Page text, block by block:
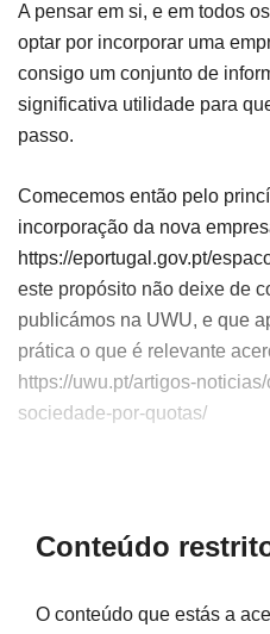
A pensar em si, e em todos
optar por incorporar uma
consigo um conjunto de
significativa utilidade para
passo.
Comecemos então pelo
incorporação da nova
https://eportugal.gov.pt/
este propósito não deixe de
publicámos na UWU, e que
prática o que é relevante
https://uwu.pt/artigos-
sociedade-por-quotas/
Conteúdo
O conteúdo que estás a